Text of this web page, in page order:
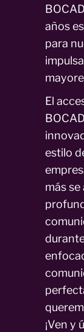
años
para
El
estilo
más
¡Ven y